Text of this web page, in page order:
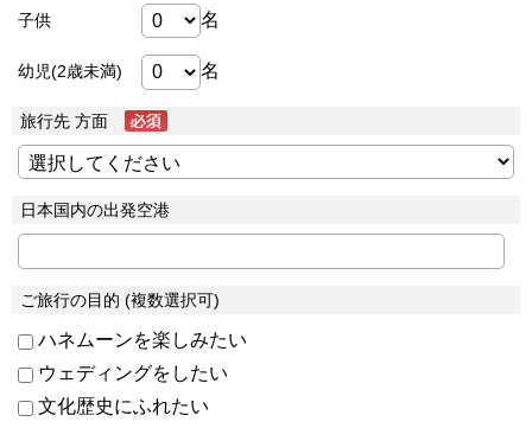
子供 名
幼児(2歳未満) 名
旅行先 方面
日本国内の出発空港
ご旅行の目的 (複数選択可)
ハネムーンを楽しみたい
ウェディングをしたい
文化歴史にふれたい